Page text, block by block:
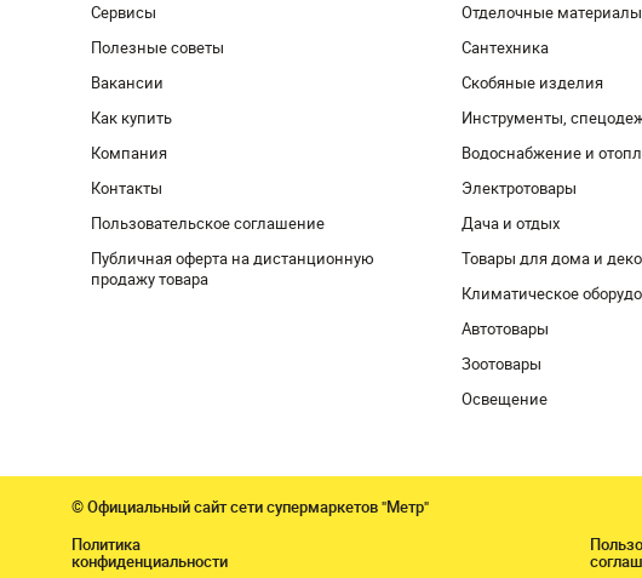
Сервисы
Полезные советы
Вакансии
Как купить
Компания
Контакты
Пользовательское соглашение
Публичная оферта на дистанционную
продажу товара
Отделочные материалы
Сантехника
Скобяные изделия
Инструменты,
Водоснабжение и
Электротовары
Дача и отдых
Товары для дома и
Климатическое
Автотовары
Зоотовары
Освещение
© Официальный сайт сети супермаркетов "Метр"
Политика
конфиденциальности